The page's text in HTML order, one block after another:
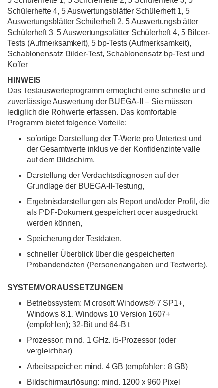
Schülerhefte 4, 5 Auswertungsblätter Schülerheft 1, 5
Auswertungsblätter Schülerheft 2, 5 Auswertungsblätter
Schülerheft 3, 5 Auswertungsblätter Schülerheft 4, 5 Bilder-
Tests (Aufmerksamkeit), 5 bp-Tests (Aufmerksamkeit),
Schablonensatz Bilder-Test, Schablonensatz bp-Test und
Koffer
HINWEIS
Das Testauswerteprogramm ermöglicht eine schnelle und
zuverlässige Auswertung der BUEGA-II – Sie müssen
lediglich die Rohwerte erfassen. Das komfortable
Programm bietet folgende Vorteile:
sofortige Darstellung der T-Werte pro Untertest und
der Gesamtwerte inklusive der Konfidenzintervalle
auf dem Bildschirm,
Darstellung der Verdachtsdiagnosen auf der
Grundlage der BUEGA-II-Testung,
Ergebnisdarstellungen als Report und/oder Profil, die
als PDF-Dokument gespeichert oder ausgedruckt
werden können,
Speicherung der Testdaten,
schneller Überblick über die gespeicherten
Probandendaten (Personenangaben und Testwerte).
SYSTEMVORAUSSETZUNGEN
Betriebssystem: Microsoft Windows® 7 SP1+,
Windows 8.1, Windows 10 Version 1607+
(empfohlen); 32-Bit und 64-Bit
Prozessor: mind. 1 GHz. i5-Prozessor (oder
vergleichbar)
Arbeitsspeicher: mind. 4 GB (empfohlen: 8 GB)
Bildschirmauflösung: mind. 1200 x 960 Pixel